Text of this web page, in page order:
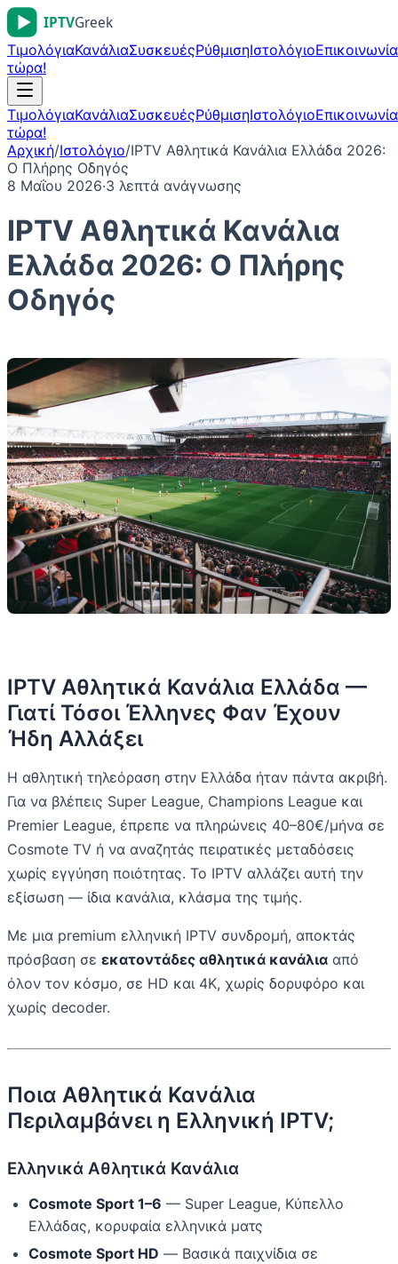
ΤιμολόγιαΚανάλιαΣυσκευέςΡύθμισηΙστολόγιοΕπικοινωνία
τώρα!
ΤιμολόγιαΚανάλιαΣυσκευέςΡύθμισηΙστολόγιοΕπικοινωνία
τώρα!
Αρχική/Ιστολόγιο/IPTV Αθλητικά Κανάλια Ελλάδα 2026:
Ο Πλήρης Οδηγός
8 Μαΐου 2026·3 λεπτά ανάγνωσης
IPTV Αθλητικά Κανάλια
Ελλάδα 2026: Ο Πλήρης
Οδηγός
IPTV Αθλητικά Κανάλια Ελλάδα —
Γιατί Τόσοι Έλληνες Φαν Έχουν
Ήδη Αλλάξει
Η αθλητική τηλεόραση στην Ελλάδα ήταν πάντα ακριβή.
Για να βλέπεις Super League, Champions League και
Premier League, έπρεπε να πληρώνεις 40–80€/μήνα σε
Cosmote TV ή να αναζητάς πειρατικές μεταδόσεις
χωρίς εγγύηση ποιότητας. Το IPTV αλλάζει αυτή την
εξίσωση — ίδια κανάλια, κλάσμα της τιμής.
Με μια premium ελληνική IPTV συνδρομή, αποκτάς
πρόσβαση σε εκατοντάδες αθλητικά κανάλια από
όλον τον κόσμο, σε HD και 4K, χωρίς δορυφόρο και
χωρίς decoder.
Ποια Αθλητικά Κανάλια
Περιλαμβάνει η Ελληνική IPTV;
Ελληνικά Αθλητικά Κανάλια
Cosmote Sport 1–6 — Super League, Κύπελλο
Ελλάδας, κορυφαία ελληνικά ματς
Cosmote Sport HD — Βασικά παιχνίδια σε